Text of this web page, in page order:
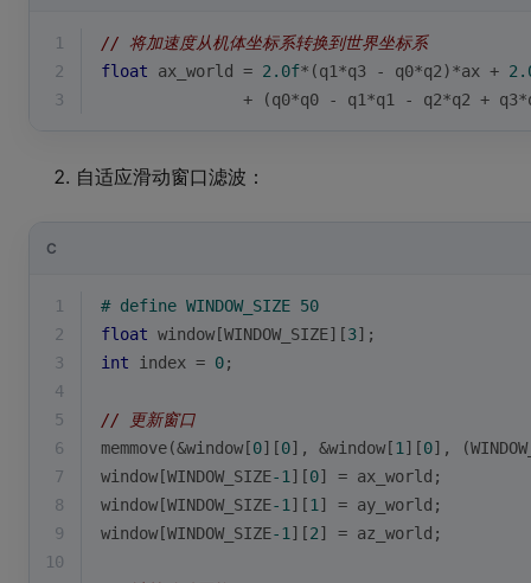
1
// 将加速度从机体坐标系转换到世界坐标系
2
float ax_world = 2.0f*(q1*q3 - q0*q2)*ax +
3
+ (q0*q0 - q1*q1 - q2*q2 +
自适应滑动窗口滤波：
C
1 # define WINDOW_SIZE 50
2
float window[WINDOW_SIZE][3];
3
int index = 0;
4
5
// 更新窗口
6
memmove(&window[0][0], &window[1 ][0],
7
window[WINDOW_SIZE-1 ][0] = ax_world;
8
window[WINDOW_SIZE-1 ][1 ] = ay_world;
9
window[WINDOW_SIZE-1 ][2] = az_world;
10